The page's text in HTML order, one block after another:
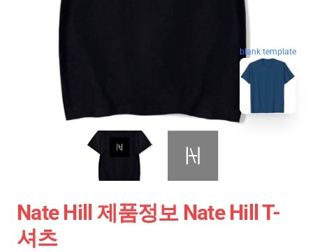
blank template
Nate Hill 제품정보 Nate Hill T-
셔츠